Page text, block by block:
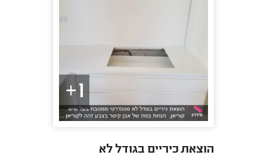
1+
הוצאת כיריים בגודל לא